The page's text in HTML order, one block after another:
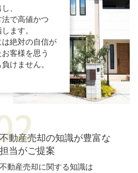
、
で高値かつ
ます。
絶対の自信が
客様を思う
けません。
動産売却の知識が豊富な
担当がご提案
不動産売却に関する知識は